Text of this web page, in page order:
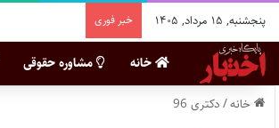
پنجشنبه, ۱۵ مرداد, ۱۴۰۵ خبر فوری
خانه مشاوره حقوقی
خانه/دکتری 96